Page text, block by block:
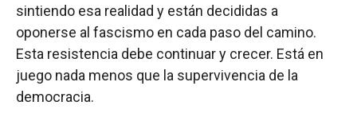
sintiendo esa realidad y están decididas a
oponerse al fascismo en cada paso del camino.
Esta resistencia debe continuar y crecer. Está en
juego nada menos que la supervivencia de la
democracia.